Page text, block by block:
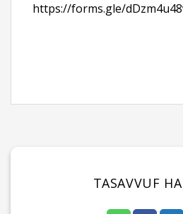
https://forms.gle/
TASAVVUF